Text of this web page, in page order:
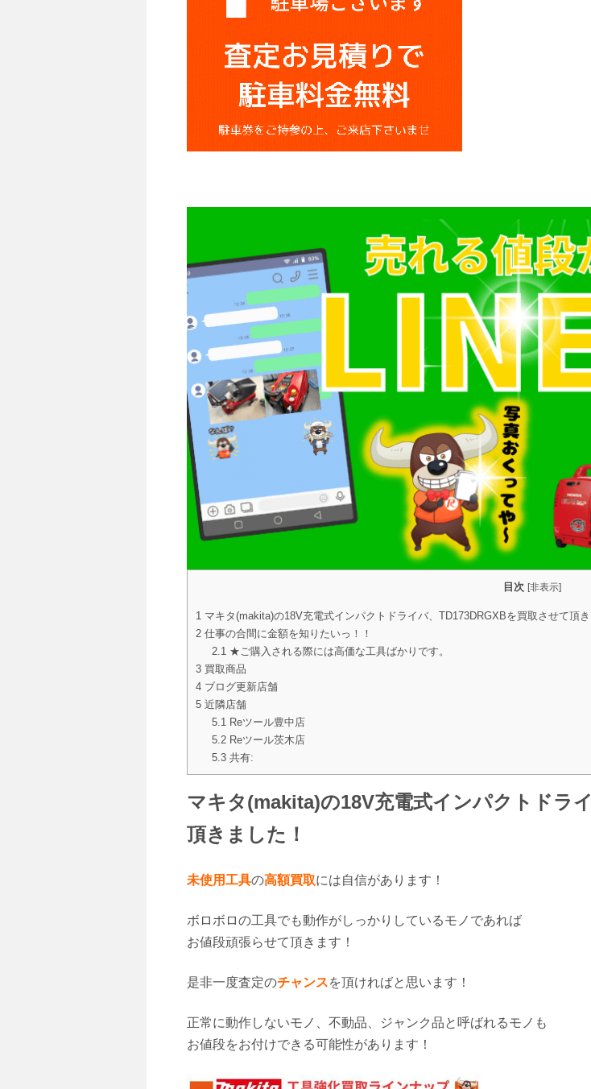
目次 [非表示]
1 マキタ(makita)の18V充電式インパクトドライバ、TD173DRGXBを買取させて頂き
2 仕事の合間に金額を知りたいっ！！
2.1 ★ご購入される際には高価な工具ばかりです。
3 買取商品
4 ブログ更新店舗
5 近隣店舗
5.1 Reツール豊中店
5.2Reツール茨木店
5.3共有:
マキタ(makita)の18V充電式インパクトドラ
頂きました！
未使用工具の高額買取には自信があります！
ボロボロの工具でも動作がしっかりしているモノであれば
お値段頑張らせて頂きます！
是非一度査定のチャンスを頂ければと思います！
正常に動作しないモノ、不動品、ジャンク品と呼ばれるモノも
お値段をお付けできる可能性があります！